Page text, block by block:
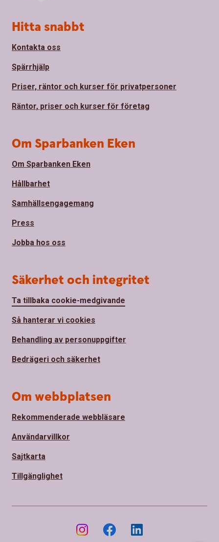
Sidfot
Hitta snabbt
Kontakta oss
Spärrhjälp
Priser, räntor och kurser för privatpersoner
Räntor, priser och kurser för företag
Om Sparbanken Eken
Om Sparbanken Eken
Hållbarhet
Samhällsengagemang
Press
Jobba hos oss
Säkerhet och integritet
Ta tillbaka cookie-medgivande
Så hanterar vi cookies
Behandling av personuppgifter
Bedrägeri och säkerhet
Om webbplatsen
Rekommenderade webbläsare
Användarvillkor
Sajtkarta
Tillgänglighet